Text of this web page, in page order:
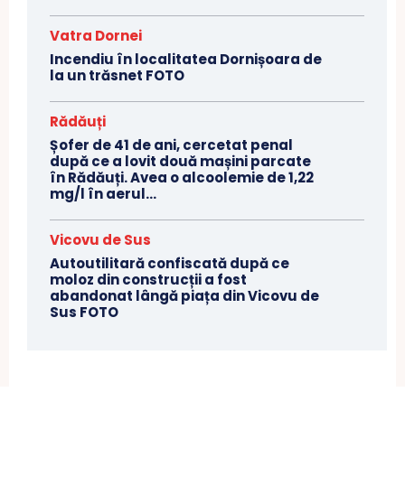
Vatra Dornei
Incendiu în localitatea Dornișoara de
la un trăsnet FOTO
Rădăuți
Șofer de 41 de ani, cercetat penal
după ce a lovit două mașini parcate
în Rădăuți. Avea o alcoolemie de 1,22
mg/l în aerul...
Vicovu de Sus
Autoutilitară confiscată după ce
moloz din construcții a fost
abandonat lângă piața din Vicovu de
Sus FOTO